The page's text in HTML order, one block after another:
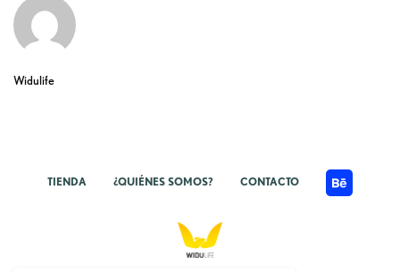
Widulife
TIENDA ¿QUIÉNES SOMOS? CONTACTO